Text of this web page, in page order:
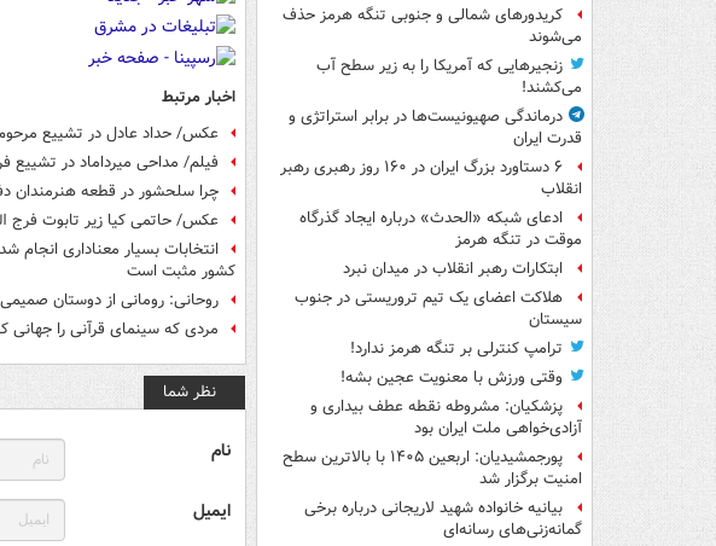
کریدورهای شمالی و جنوبی تنگه هرمز حذف
می‌شوند
زنجیرهایی که آمریکا را به زیر سطح آب
می‌کشند!
درماندگی صهیونیست‌ها در برابر استراتژی و
قدرت ایران
۶ دستاورد بزرگ ایران در ۱۶۰ روز رهبری رهبر
انقلاب
ادعای شبکه «الحدث» درباره ایجاد گذرگاه
موقت در تنگه هرمز
ابتکارات رهبر انقلاب در میدان نبرد
هلاکت اعضای یک تیم تروریستی در جنوب
سیستان
ترامپ کنترلی بر تنگه هرمز ندارد!
وقتی ورزش با معنویت عجین بشه!
پزشکیان: مشروطه نقطه عطف بیداری و
آزادی‌خواهی ملت ایران بود
پورجمشیدیان: اربعین ۱۴۰۵ با بالاترین سطح
امنیت برگزار شد
بیانیه خانواده شهید لاریجانی درباره برخی
گمانه‌زنی‌های رسانه‌ای
اخبار مرتبط
عکس/ حداد عادل در تشییع
فیلم/ مداحی میرداماد در تشییع
چرا سلحشور در قطعه هنرمندان
عکس/ حاتمی کیا زیر تابوت فرج
انتخابات بسیار معناداری
کشور مثبت است
روحانی: رومانی از دوستان صمیمی
مردی که سینمای قرآنی را جهانی
نظر شما
نام
ایمیل